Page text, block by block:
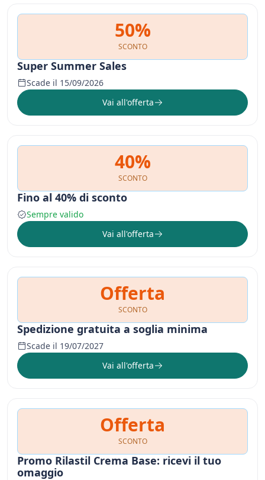
50%
SCONTO
Super Summer Sales
Scade il 15/09/2026
Vai all'offerta
40%
SCONTO
Fino al 40% di sconto
Sempre valido
Vai all'offerta
Offerta
SCONTO
Spedizione gratuita a soglia minima
Scade il 19/07/2027
Vai all'offerta
Offerta
SCONTO
Promo Rilastil Crema Base: ricevi il tuo
omaggio